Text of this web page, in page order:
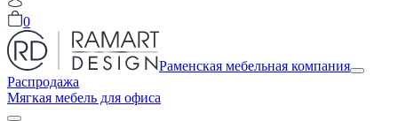
0
Раменская мебельная компания
Распродажа
Мягкая мебель для офиса